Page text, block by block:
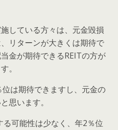
している方々は、元金毀損
リターンが大きくは期待で
金が期待できるREITの方が
。
は期待できますし、元金の
思います。
可能性は少なく、年2％位